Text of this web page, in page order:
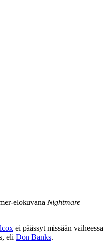
elokuvana Nightmare
ei päässyt missään vaiheessa
eli Don Banks.